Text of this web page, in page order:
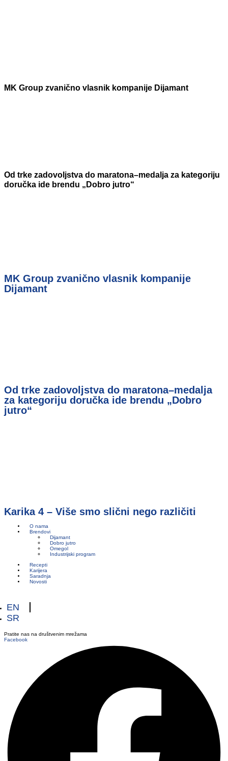
MK Group zvanično vlasnik kompanije Dijamant
Od trke zadovoljstva do maratona–medalja za kategoriju
doručka ide brendu „Dobro jutro“
MK Group zvanično vlasnik kompanije
Dijamant
Od trke zadovoljstva do maratona–medalja
za kategoriju doručka ide brendu „Dobro
jutro“
Karika 4 – Više smo slični nego različiti
O nama
Brendovi
Dijamant
Dobro jutro
Omegol
Industrijski program
Recepti
Karijera
Saradnja
Novosti
EN
SR
Pratite nas na društvenim mrežama
Facebook